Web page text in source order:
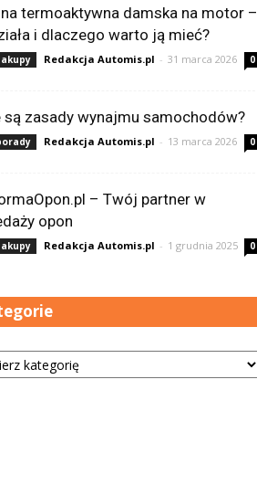
termoaktywna damska na motor –
i dlaczego warto ją mieć?
Redakcja Automis.pl - 31 marca 2026 0
są zasady wynajmu samochodów?
Redakcja Automis.pl - 13 marca 2026 0
– Twój partner w
opon
Redakcja Automis.pl - 1 grudnia 2025 0